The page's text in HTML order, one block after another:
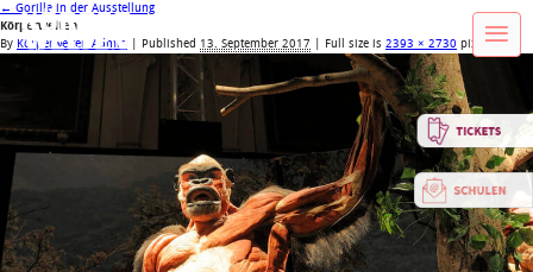
← Gorilla in der Ausstellung
Körperwelten
By Körperwelten Admin Published 13. September 2017 | Full size is 2393 × 2730 pixels